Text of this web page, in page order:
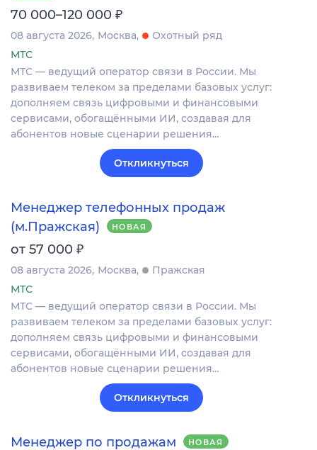
70 000–120 000 ₽
08 августа 2026 Москва
Охотный ряд
МТС
МТС — ведущий оператор связи в России. Мы
развиваем телеком за пределами базовых услуг:
дополняем связь цифровыми и финансовыми
сервисами, обогащёнными ИИ, создавая для
абонентов новые сценарии решения…
Откликнуться
Менеджер телефонных продаж
(м.Пражская)
НОВАЯ
от 57 000 ₽
08 августа 2026 Москва
Пражская
МТС
МТС — ведущий оператор связи в России. Мы
развиваем телеком за пределами базовых услуг:
дополняем связь цифровыми и финансовыми
сервисами, обогащёнными ИИ, создавая для
абонентов новые сценарии решения…
Откликнуться
Менеджер по продажам НОВАЯ